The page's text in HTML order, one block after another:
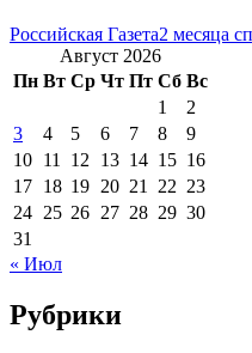
Российская Газета2 месяца
Август 2026
Пн Вт Ср Чт Пт Сб Вс
1
2
3
4 5 6 7 8
9
10 11 12 13 14 15 16
17 18 19 20 21 22 23
24 25 26 27 28 29 30
31
« Июл
Рубрики